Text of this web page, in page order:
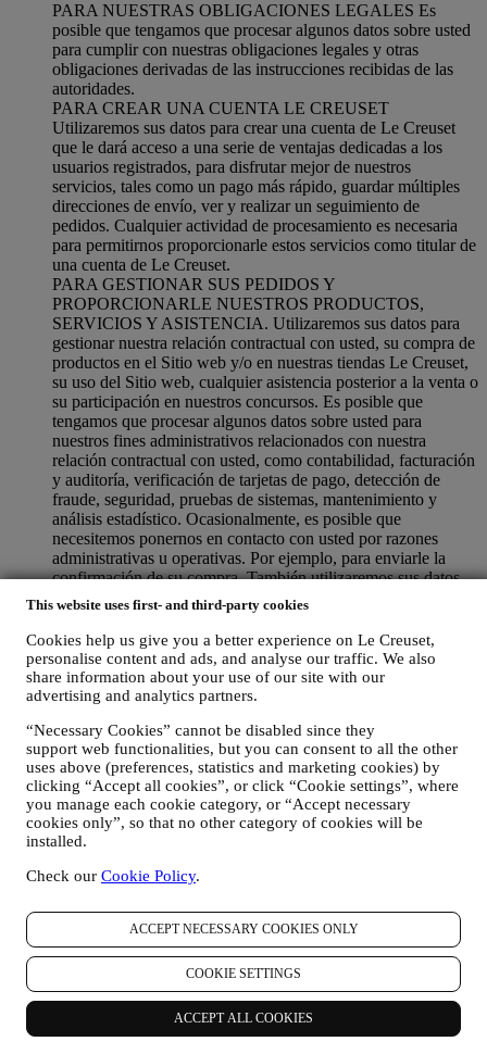
This website uses first- and third-party cookies
Cookies help us give you a better experience on Le Creuset,
personalise content and ads, and analyse our traffic. We also
share information about your use of our site with our
advertising and analytics partners.
“Necessary Cookies” cannot be disabled since they
support web functionalities, but you can consent to all the other
uses above (preferences, statistics and marketing cookies) by
clicking “Accept all cookies”, or click “Cookie settings”, where
you manage each cookie category, or “Accept necessary
cookies only”, so that no other category of cookies will be
installed.
Check our Cookie Policy.
ACCEPT NECESSARY COOKIES ONLY
COOKIE SETTINGS
ACCEPT ALL COOKIES
PARA NUESTRAS OBLIGACIONES LEGALES Es
posible que tengamos que procesar algunos datos sobre usted
para cumplir con nuestras obligaciones legales y otras
obligaciones derivadas de las instrucciones recibidas de las
autoridades.
PARA CREAR UNA CUENTA LE CREUSET
Utilizaremos sus datos para crear una cuenta de Le Creuset
que le dará acceso a una serie de ventajas dedicadas a los
usuarios registrados, para disfrutar mejor de nuestros
servicios, tales como un pago más rápido, guardar múltiples
direcciones de envío, ver y realizar un seguimiento de
pedidos. Cualquier actividad de procesamiento es necesaria
para permitirnos proporcionarle estos servicios como titular de
una cuenta de Le Creuset.
PARA GESTIONAR SUS PEDIDOS Y
PROPORCIONARLE NUESTROS PRODUCTOS,
SERVICIOS Y ASISTENCIA. Utilizaremos sus datos para
gestionar nuestra relación contractual con usted, su compra de
productos en el Sitio web y/o en nuestras tiendas Le Creuset,
su uso del Sitio web, cualquier asistencia posterior a la venta o
su participación en nuestros concursos. Es posible que
tengamos que procesar algunos datos sobre usted para
nuestros fines administrativos relacionados con nuestra
relación contractual con usted, como contabilidad, facturación
y auditoría, verificación de tarjetas de pago, detección de
fraude, seguridad, pruebas de sistemas, mantenimiento y
análisis estadístico. Ocasionalmente, es posible que
necesitemos ponernos en contacto con usted por razones
administrativas u operativas. Por ejemplo, para enviarle la
confirmación de su compra. También utilizaremos sus datos
personales para responder a sus solicitudes enviadas a través
de nuestros formularios del sitio web u otros canales. Esta
actividad de procesamiento es necesaria para permitirnos
proporcionarle nuestros servicios.
PARA INFORMARLE SOBRE NOTICIAS U OFERTAS
SOBRE LOS PRODUCTOS DE LE CREUSET. Si usted
suscribiéndose a nuestro boletín de noticias cuando usted cree
una cuenta en el Sitio web), le enviaremos comunicaciones de
marketing personalizadas y noticias sobre iniciativas
relacionadas con Le Creuset promovidas por sus filiales del
grupo, y afiliados y socios locales, también dependiendo de
sus preferencias. Nos comunicaremos con usted por correo
electrónico, SMS o redes sociales, pero también mediante
medios automatizados. Dichas comunicaciones se
relacionarán con los productos de Le Creuset o con las nuevas
aperturas de tiendas, eventos exclusivos, concursos,
encuestas, demostraciones organizadas por Le Creuset u
ofertas especiales que le puedan gustar. Estas comunicaciones
pueden seleccionarse o adaptarse para usted en función de los
detalles que tenemos sobre usted, como su ubicación o su
historial de compras, o las preferencias de nuestros productos.
Usaremos sus datos para comprender mejor sus intereses. Esto